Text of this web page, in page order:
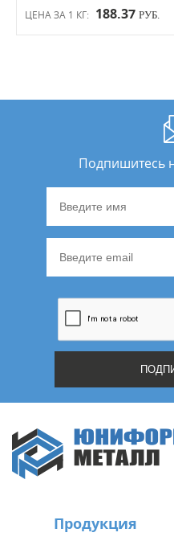
ЦЕНА ЗА 1 КГ: 188.37 РУБ.
Подпишитесь
Продукция